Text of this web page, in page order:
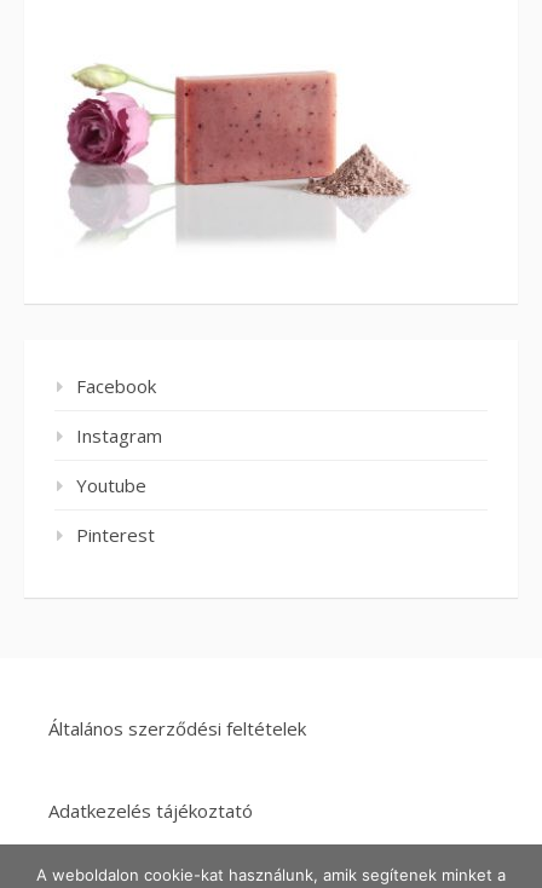
Facebook
Instagram
Youtube
Pinterest
Általános szerződési feltételek
Adatkezelés tájékoztató
A weboldalon cookie-kat használunk, amik segítenek minket a